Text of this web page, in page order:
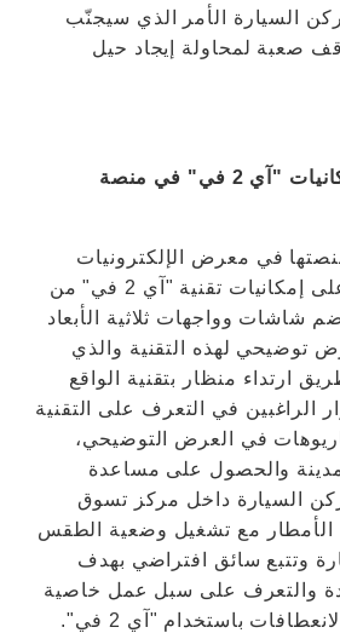
السيارة الأمر الذي سيجنّب
صعبة لمحاولة إيجاد حيل
شاشة لاستعراض إمكانيات "آي 2 في" في منصة
في معرض الإلكترونيات
الاستهلاكية التعرف على إمكانيات تقنية "آي 2 في" من
شاشات وواجهات ثلاثية الأبعاد
توضيحي لهذه التقنية والذي
ارتداء منظار بتقنية الواقع
الراغبين في التعرف على التقنية
في العرض التوضيحي،
مدينة والحصول على مساعدة
السيارة داخل مركز تسوق
الأمطار مع تشغيل وضعية الطقس
وتتبع سائق افتراضي بهدف
والتعرف على سبل عمل خاصية
باستخدام "آي 2 في".